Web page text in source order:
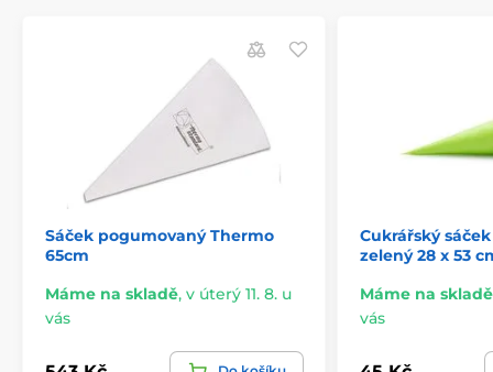
Sáček pogumovaný Thermo
65cm
Máme na skladě, v úterý 11. 8. u
vás
Cukrářský
zelený 28 x 53
Máme na skladě
vás